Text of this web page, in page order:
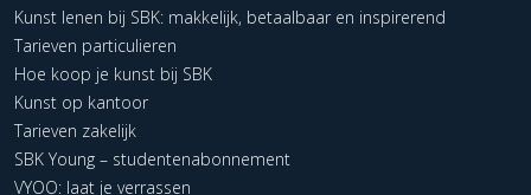
Kunst lenen bij SBK: makkelijk, betaalbaar en inspirerend
Tarieven particulieren
Hoe koop je kunst bij SBK
Kunst op kantoor
Tarieven zakelijk
SBK Young – studentenabonnement
VYOO: laat je verrassen